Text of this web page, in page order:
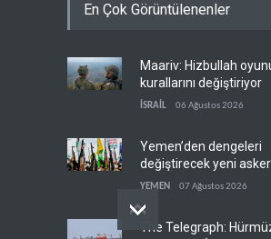
'Arap projesi' uyarısı
Mossad’ın İran'a karşı
planı neden çöktü?
En Çok Görüntülenenler
Maariv: Hizbullah
kurallarını değiştiriyor
İSRAİL 06 Ağustos 2026
Yemen’den dengeleri
değiştirecek yeni
denklem
YEMEN 07 Ağustos 2026
The Telegraph: